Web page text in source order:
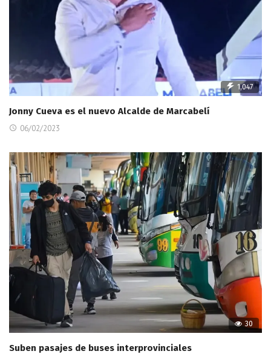
1,047
Jonny Cueva es el nuevo Alcalde de Marcabelí
06/02/2023
30
Suben pasajes de buses interprovinciales